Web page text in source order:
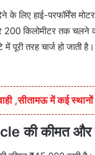
के लिए हाई-परफॉर्मेंस
किलोमीटर तक चलने
तरह चार्ज हो जाती
,सीतामऊ में कई
की कीमत और